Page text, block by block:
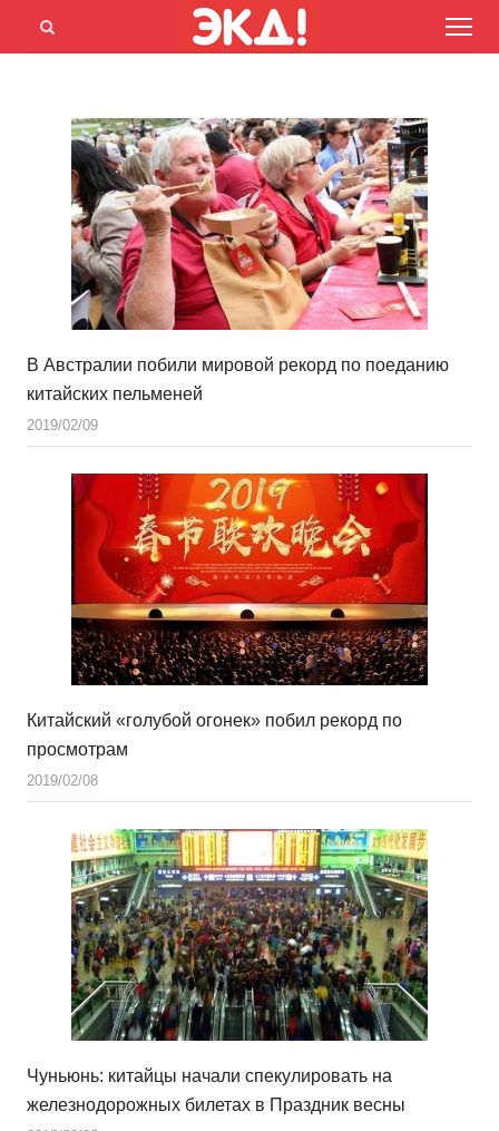
Menu
Открыть
В Австралии побили мировой рекорд по поеданию
китайских пельменей
2019/02/09
Китайский «голубой огонек» побил рекорд по
просмотрам
2019/02/08
Чуньюнь: китайцы начали спекулировать на
железнодорожных билетах в Праздник весны